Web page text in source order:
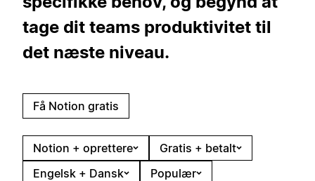
tage dit teams produktivitet til
det næste niveau.
Få Notion gratis
Notion + oprettere
Gratis + betalt
Engelsk + Dansk
Populær